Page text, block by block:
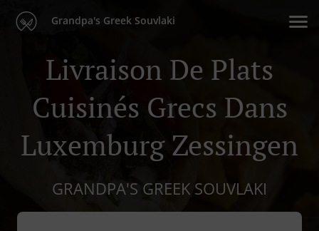
Grandpa's Greek Souvlaki
Livraison De Plats
Cuisinés Grecs Dans
Luxemburg Zessingen
GRANDPA'S GREEK SOUVLAKI